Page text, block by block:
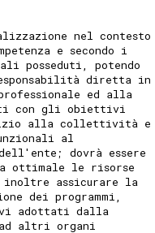
nel contesto
e secondo i
posseduti, potendo
diretta in
ed alla
con gli obiettivi
alla collettività e
al
dovrà essere
ottimale le risorse
assicurare la
dei programmi,
adottati dalla
altri organi